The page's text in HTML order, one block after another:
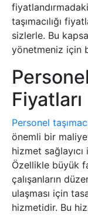
taşımacılığı
sizlerle. Bu
yönetmeniz için
Personel
Fiyatları
Personel
önemli bir
hizmet
Özellikle büyük
çalışanların
ulaşması için
hizmetidir. Bu